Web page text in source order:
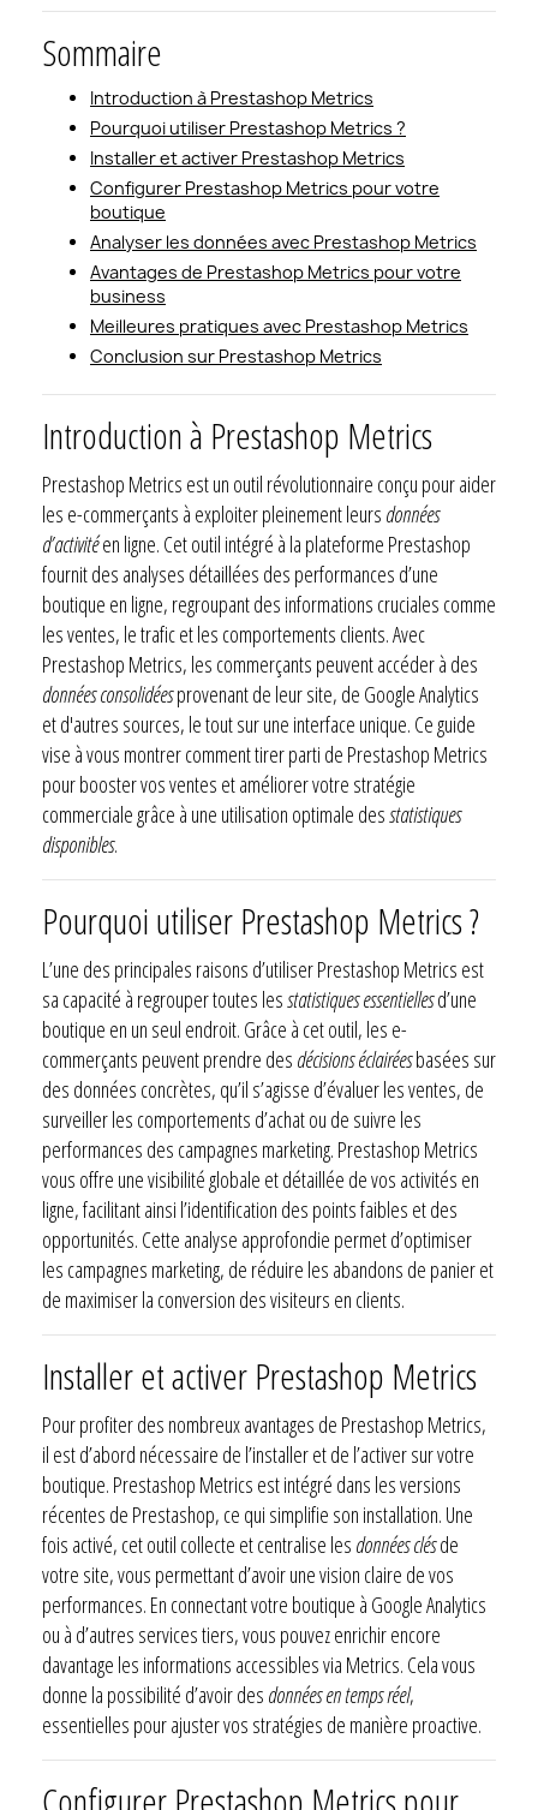
Sommaire
Introduction à Prestashop Metrics
Pourquoi utiliser Prestashop Metrics ?
Installer et activer Prestashop Metrics
Configurer Prestashop Metrics pour votre
boutique
Analyser les données avec Prestashop Metrics
Avantages de Prestashop Metrics pour votre
business
Meilleures pratiques avec Prestashop Metrics
Conclusion sur Prestashop Metrics
Introduction à Prestashop Metrics
Prestashop Metrics est un outil révolutionnaire conçu pour aider
les e-commerçants à exploiter pleinement leurs données
d’activitéen ligne. Cet outil intégré à la plateforme Prestashop
fournit des analyses détaillées des performances d’une
boutique en ligne, regroupant des informations cruciales comme
les ventes, le trafic et les comportements clients. Avec
Prestashop Metrics, les commerçants peuvent accéder à des
données consolidéesprovenant de leur site, de Google Analytics
et d'autres sources, le tout sur une interface unique. Ce guide
vise à vous montrer comment tirer parti de Prestashop Metrics
pour booster vos ventes et améliorer votre stratégie
commerciale grâce à une utilisation optimale desstatistiques
disponibles.
Pourquoi utiliser Prestashop Metrics ?
L’une des principales raisons d’utiliser Prestashop Metrics est
sa capacité à regrouper toutes lesstatistiques essentiellesd’une
boutique en un seul endroit. Grâce à cet outil, les e-
commerçants peuvent prendre des décisions éclairéesbasées sur
des données concrètes, qu’il s’agisse d’évaluer les ventes, de
surveiller les comportements d’achat ou de suivre les
performances des campagnes marketing. Prestashop Metrics
vous offre une visibilité globale et détaillée de vos activités en
ligne, facilitant ainsi l’identification des points faibles et des
opportunités. Cette analyse approfondie permet d’optimiser
les campagnes marketing, de réduire les abandons de panier et
de maximiser la conversion des visiteurs en clients.
Installer et activer Prestashop Metrics
Pour profiter des nombreux avantages de Prestashop Metrics,
il est d’abord nécessaire de l’installer et de l’activer sur votre
boutique. Prestashop Metrics est intégré dans les versions
récentes de Prestashop, ce qui simplifie son installation. Une
fois activé, cet outil collecte et centralise les données clésde
votre site, vous permettant d’avoir une vision claire de vos
performances. En connectant votre boutique à Google Analytics
ou à d’autres services tiers, vous pouvez enrichir encore
davantage les informations accessibles via Metrics. Cela vous
donne la possibilité d’avoir des données en temps réel,
essentielles pour ajuster vos stratégies de manière proactive.